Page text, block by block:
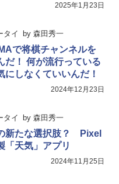
2025年1月23日
タイ by 森田秀一
で将棋チャンネルを
だ！ 何が流行っている
にしなくていいんだ！
2024年12月23日
タイ by 森田秀一
新たな選択肢？ Pixel
「天気」アプリ
2024年11月25日